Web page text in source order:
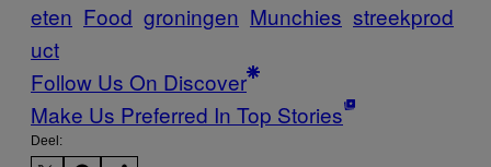
eten Food groningen Munchies streekprod
uct
Follow Us On Discover
Make Us Preferred In Top Stories
Deel: